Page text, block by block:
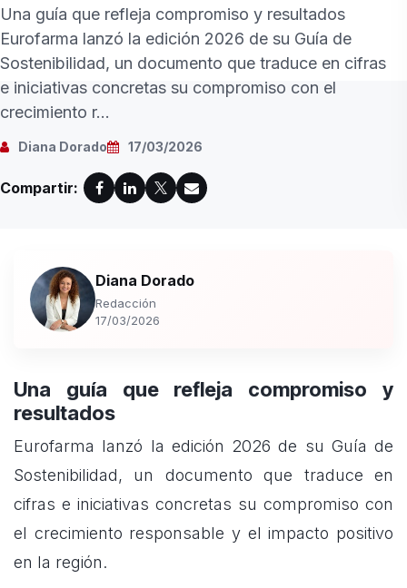
Una guía que refleja compromiso y resultados
Eurofarma lanzó la edición 2026 de su Guía de
Sostenibilidad, un documento que traduce en cifras
e iniciativas concretas su compromiso con el
crecimiento r...
Diana Dorado 17/03/2026
Compartir:
Diana Dorado
Redacción
17/03/2026
Una guía que refleja compromiso y
resultados
Eurofarma lanzó la edición 2026 de su Guía de
Sostenibilidad, un documento que traduce en
cifras e iniciativas concretas su compromiso con
el crecimiento responsable y el impacto positivo
en la región.